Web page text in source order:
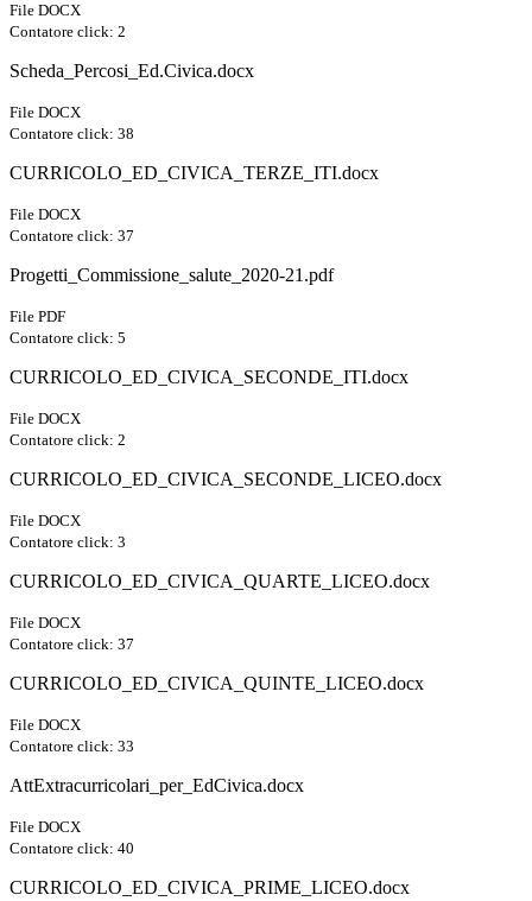
File DOCX
Contatore click: 2
Scheda_Percosi_Ed.Civica.docx
File DOCX
Contatore click: 38
CURRICOLO_ED_CIVICA_TERZE_ITI.docx
File DOCX
Contatore click: 37
Progetti_Commissione_salute_2020-21.pdf
File PDF
Contatore click: 5
CURRICOLO_ED_CIVICA_SECONDE_ITI.docx
File DOCX
Contatore click: 2
CURRICOLO_ED_CIVICA_SECONDE_LICEO.docx
File DOCX
Contatore click: 3
CURRICOLO_ED_CIVICA_QUARTE_LICEO.docx
File DOCX
Contatore click: 37
CURRICOLO_ED_CIVICA_QUINTE_LICEO.docx
File DOCX
Contatore click: 33
AttExtracurricolari_per_EdCivica.docx
File DOCX
Contatore click: 40
CURRICOLO_ED_CIVICA_PRIME_LICEO.docx